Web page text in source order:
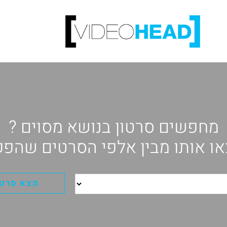
מחפשים סרטון בנושא מסוים ?
אותו מבין אלפי הסרטים